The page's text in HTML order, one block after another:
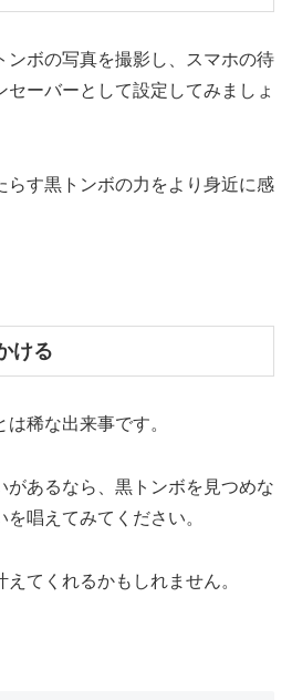
ンボの写真を撮影し、スマホの待
セーバーとして設定してみましょ
らす黒トンボの力をより身近に感
ける
稀な出来事です。
があるなら、黒トンボを見つめな
唱えてみてください。
てくれるかもしれません。